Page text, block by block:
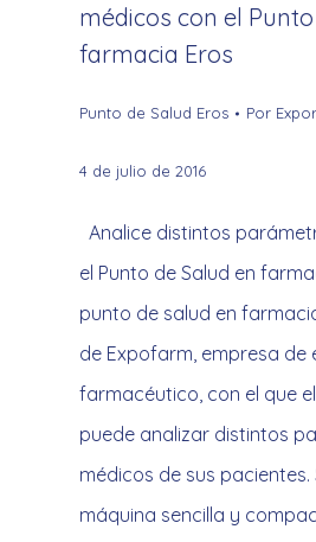
médicos con el
farmacia Eros
Punto de Salud Eros Por
4 de julio de 2016
Analice distintos
el Punto de Salud en
punto de salud en
de Expofarm, empresa de
farmacéutico, con el que
puede analizar distintos
médicos de sus
máquina sencilla y